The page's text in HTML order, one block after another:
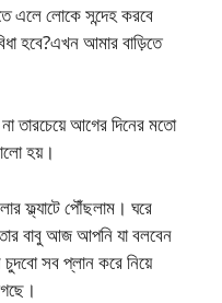
এলে লোকে সন্দেহ করবে
হবে?এখন আমার বাড়িতে
তারচেয়ে আগের দিনের মতো
হয়।
ফ্ল্যাটে পৌঁছলাম। ঘরে
বাবু আজ আপনি যা বলবেন
সব প্লান করে নিয়ে